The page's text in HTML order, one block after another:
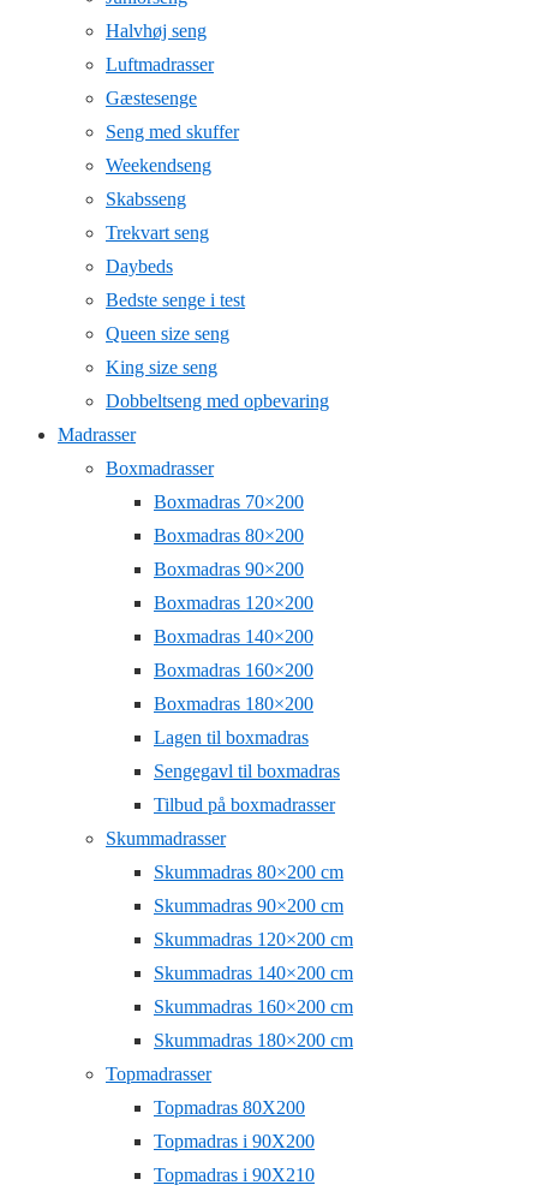
Halvhøj seng
Luftmadrasser
Gæstesenge
Seng med skuffer
Weekendseng
Skabsseng
Trekvart seng
Daybeds
Bedste senge i test
Queen size seng
King size seng
Dobbeltseng med opbevaring
Madrasser
Boxmadrasser
Boxmadras 70×200
Boxmadras 80×200
Boxmadras 90×200
Boxmadras 120×200
Boxmadras 140×200
Boxmadras 160×200
Boxmadras 180×200
Lagen til boxmadras
Sengegavl til boxmadras
Tilbud på boxmadrasser
Skummadrasser
Skummadras 80×200 cm
Skummadras 90×200 cm
Skummadras 120×200 cm
Skummadras 140×200 cm
Skummadras 160×200 cm
Skummadras 180×200 cm
Topmadrasser
Topmadras 80X200
Topmadras i 90X200
Topmadras i 90X210